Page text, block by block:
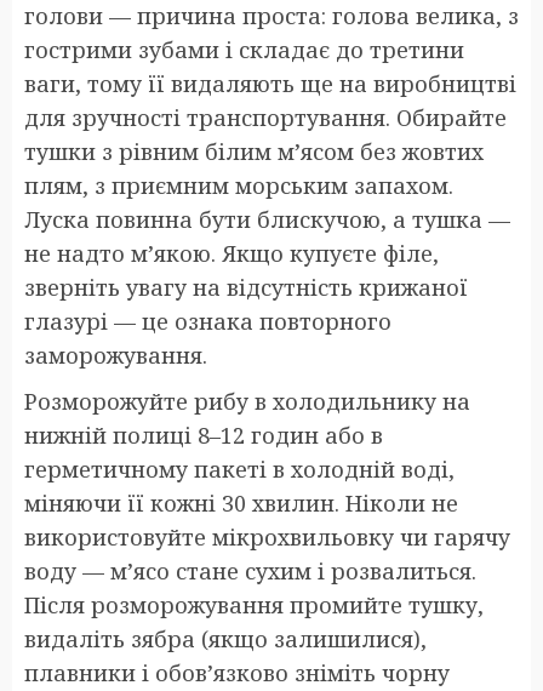
голови — причина проста: голова велика, з
гострими зубами і складає до третини
ваги, тому її видаляють ще на виробництві
для зручності транспортування. Обирайте
тушки з рівним білим м’ясом без жовтих
плям, з приємним морським запахом.
Луска повинна бути блискучою, а тушка —
не надто м’якою. Якщо купуєте філе,
зверніть увагу на відсутність крижаної
глазурі — це ознака повторного
заморожування.
Розморожуйте рибу в холодильнику на
нижній полиці 8–12 годин або в
герметичному пакеті в холодній воді,
міняючи її кожні 30 хвилин. Ніколи не
використовуйте мікрохвильовку чи гарячу
воду — м’ясо стане сухим і розвалиться.
Після розморожування промийте тушку,
видаліть зябра (якщо залишилися),
плавники і обов’язково зніміть чорну